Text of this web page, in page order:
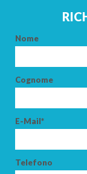
Nome
Cognome
E-Mail*
Telefono